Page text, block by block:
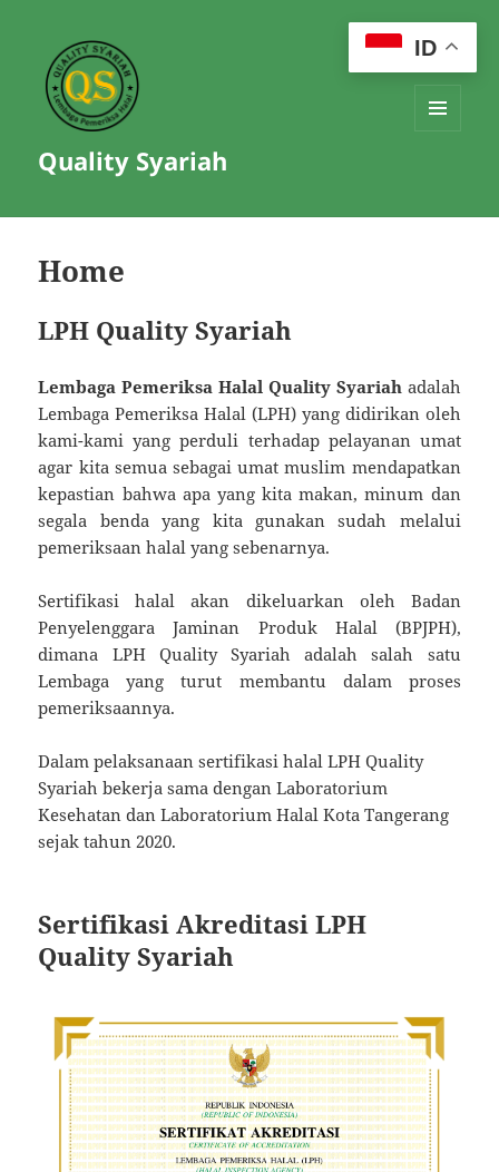
Quality Syariah
Home
LPH Quality Syariah
Lembaga Pemeriksa Halal Quality Syariahadalah
Lembaga Pemeriksa Halal (LPH) yang didirikan oleh
kami-kami yang perduli terhadap pelayanan umat
agar kita semua sebagai umat muslim mendapatkan
kepastian bahwa apa yang kita makan, minum dan
segala benda yang kita gunakan sudah melalui
pemeriksaan halal yang sebenarnya.
Sertifikasi halal akan dikeluarkan oleh Badan
Penyelenggara Jaminan Produk Halal (BPJPH),
dimana LPH Quality Syariah adalah salah satu
Lembaga yang turut membantu dalam proses
pemeriksaannya.
Dalam pelaksanaan sertifikasi halal LPH Quality
Syariah bekerja sama dengan Laboratorium
Kesehatan dan Laboratorium Halal Kota Tangerang
sejak tahun 2020.
Sertifikasi Akreditasi LPH
Quality Syariah
ID